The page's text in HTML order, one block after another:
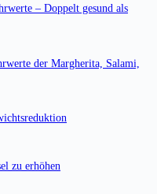
– Doppelt gesund als
der Margherita, Salami,
zu erhöhen